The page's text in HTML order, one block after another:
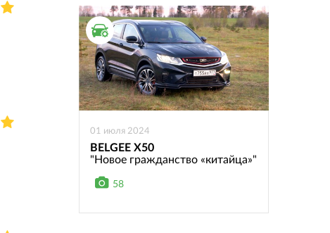
ТЕСТ ДРАЙВ
01 июля 2024
BELGEE X50
"Новое гражданство «китайца»"
58